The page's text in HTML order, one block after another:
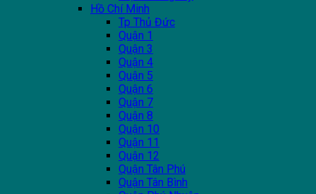
Hồ Chí Minh
Tp Thủ Đức
Quận 1
Quận 3
Quận 4
Quận 5
Quận 6
Quận 7
Quận 8
Quận 10
Quận 11
Quận 12
Quận Tân Phú
Quận Tân Bình